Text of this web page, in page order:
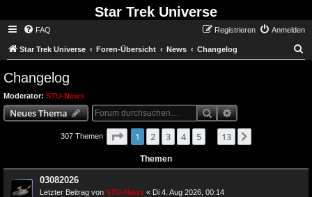
Star Trek Universe
FAQ Anmelden
Registrieren
Star Trek Universe Foren-Übersicht News Changelog
Changelog
Moderator: STU-News
Neues Thema SucheErweiterte Suche
307 Themen Seite 1 von 13
1 2 3 4 5 13
Themen
03082026
Letzter Beitrag von STU-News « Di 4. Aug 2026, 00:14